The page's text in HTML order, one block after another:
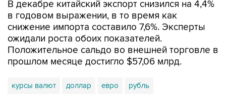
снижение импорта составило 7,6%. Эксперты
ожидали роста обоих показателей.
Положительное сальдо во внешней торговле в
прошлом месяце достигло $57,06 млрд.
курсы валют доллар евро рубль